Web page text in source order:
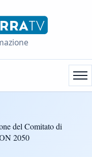
del Comitato di
2050